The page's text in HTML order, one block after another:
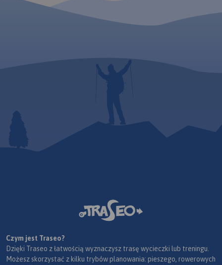
Czym jest Traseo?
Dzięki Traseo z łatwością wyznaczysz trasę wycieczki lub treningu.
Możesz skorzystać z kilku trybów planowania: pieszego, rowerowych